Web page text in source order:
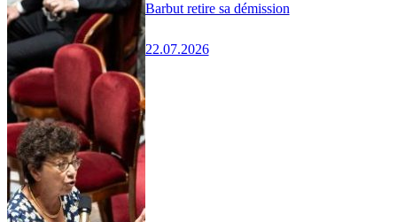
Barbut retire sa démission
22.07.2026